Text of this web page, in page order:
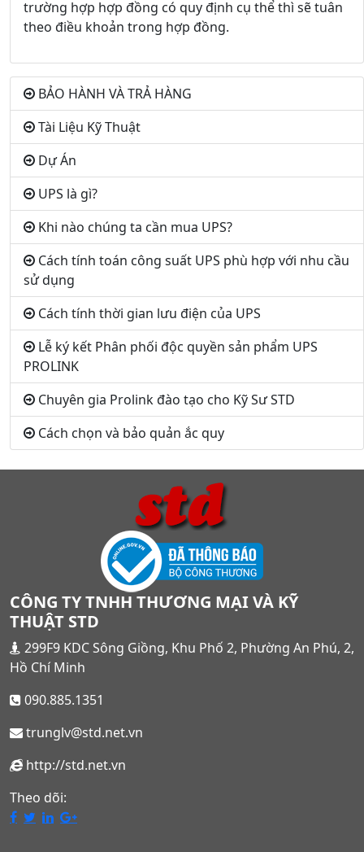
trường hợp hợp đồng có quy định cụ thể thì sẽ tuân
theo điều khoản trong hợp đồng.
BẢO HÀNH VÀ TRẢ HÀNG
Tài Liệu Kỹ Thuật
Dự Án
UPS là gì?
Khi nào chúng ta cần mua UPS?
Cách tính toán công suất UPS phù hợp với nhu cầu
sử dụng
Cách tính thời gian lưu điện của UPS
Lễ ký kết Phân phối độc quyền sản phẩm UPS
PROLINK
Chuyên gia Prolink đào tạo cho Kỹ Sư STD
Cách chọn và bảo quản ắc quy
CÔNG TY TNHH THƯƠNG MẠI VÀ KỸ
THUẬT STD
299F9 KDC Sông Giồng, Khu Phố 2, Phường An Phú, 2,
Hồ Chí Minh
090.885.1351
trunglv@std.net.vn
http://std.net.vn
Theo dõi: